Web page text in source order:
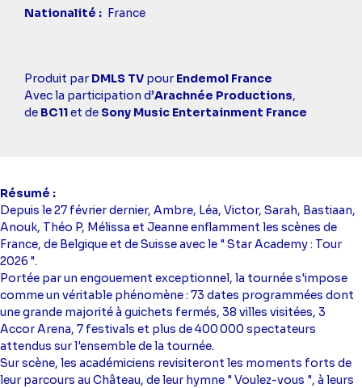
Nationalité
France
Casting
simba
Produit par DMLS TV pour Endemol France
Avec la participation d’Arachnée Productions,
de BC11et de Sony Music Entertainment France
Résumé
Depuis le 27 février dernier, Ambre, Léa, Victor, Sarah, Bastiaan,
Anouk, Théo P, Mélissa et Jeanne enflamment les scènes de
France, de Belgique et de Suisse avec le " Star Academy : Tour
2026 ".
Portée par un engouement exceptionnel, la tournée s'impose
comme un véritable phénomène : 73 dates programmées dont
une grande majorité à guichets fermés, 38 villes visitées, 3
Accor Arena, 7 festivals et plus de 400 000 spectateurs
attendus sur l'ensemble de la tournée.
Sur scène, les académiciens revisiteront les moments forts de
leur parcours au Château, de leur hymne " Voulez-vous ", à leurs